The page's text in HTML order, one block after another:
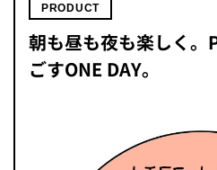
PRODUCT
朝も昼も夜も楽しく
ごすONE DAY。